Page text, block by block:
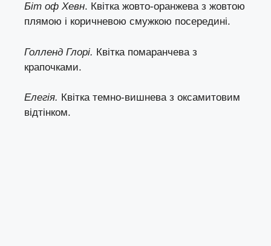
Біт оф Хевн. Квітка жовто-оранжева з жовтою
плямою і коричневою смужкою посередині.
Голленд Глорі. Квітка помаранчева з
крапочками.
Елегія. Квітка темно-вишнева з оксамитовим
відтінком.